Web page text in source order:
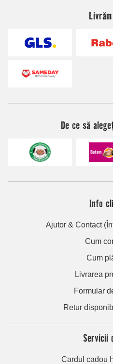
De ce să
Info
Ajutor & Contact
Cum
Cum
Livrarea
Formular
Retur
Servicii
Cardul cadou